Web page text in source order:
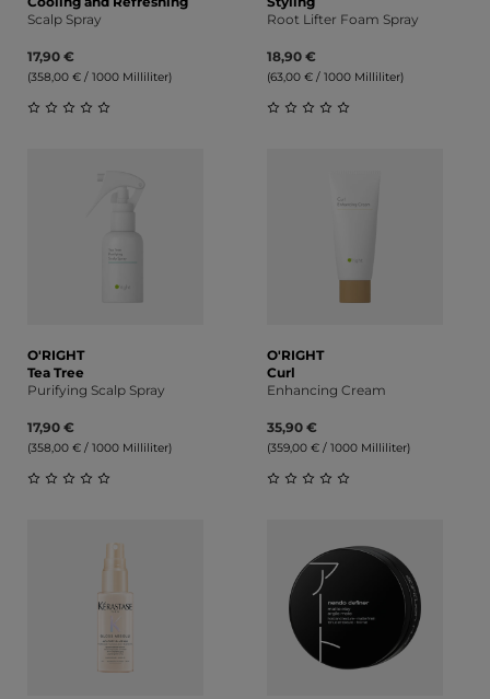
Scalp Spray
17,90 €
(358,00 € / 1000 Milliliter)
Root Lifter Foam Spray
18,90 €
(63,00 € / 1000 Milliliter)
O'RIGHT
Tea Tree
Purifying Scalp Spray
17,90 €
(358,00 € / 1000 Milliliter)
O'RIGHT
Curl
Enhancing Cream
35,90 €
(359,00 € / 1000 Milliliter)